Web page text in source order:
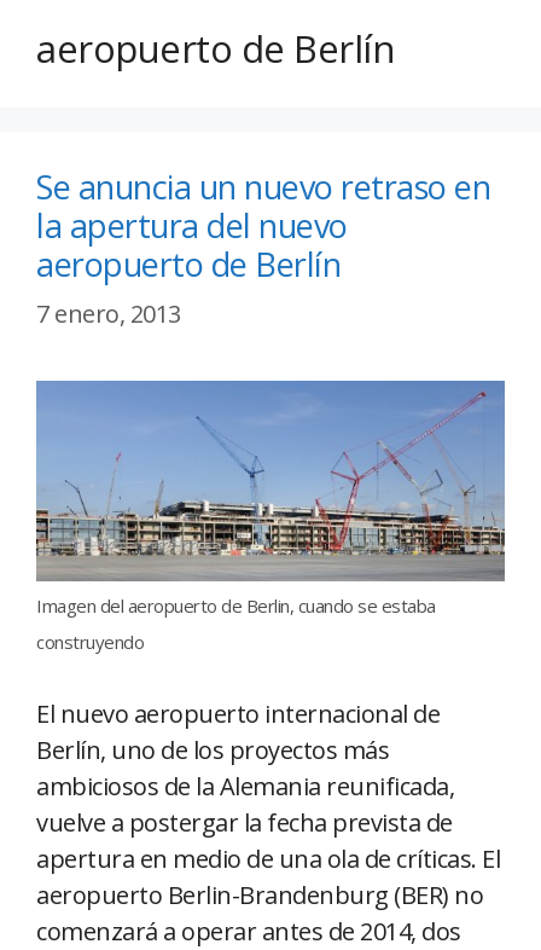
aeropuerto de Berlín
Se anuncia un nuevo retraso en
la apertura del nuevo
aeropuerto de Berlín
7 enero, 2013
Imagen del aeropuerto de Berlin, cuando se estaba
construyendo
El nuevo aeropuerto internacional de
Berlín, uno de los proyectos más
ambiciosos de la Alemania reunificada,
vuelve a postergar la fecha prevista de
apertura en medio de una ola de críticas. El
aeropuerto Berlin-Brandenburg (BER) no
comenzará a operar antes de 2014, dos